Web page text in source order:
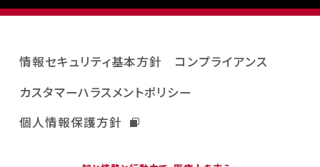
情報セキュリティ基本方針
コンプライアンス
カスタマーハラスメントポリシー
個人情報保護方針